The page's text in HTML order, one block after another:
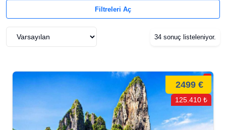
Filtreleri Aç
34 sonuç listeleniyor.
2499 €
125.410 ₺